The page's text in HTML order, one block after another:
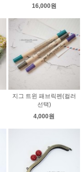
16,000원
지그 트윈 패브릭펜(컬러
선택)
4,000원